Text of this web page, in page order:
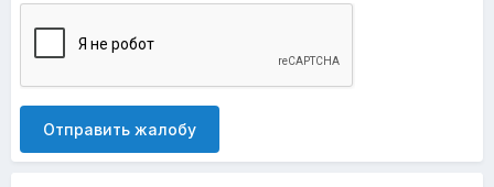
Отправить жалобу